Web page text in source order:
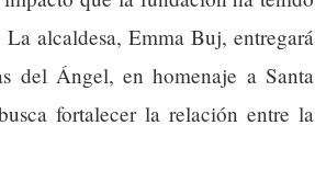
alcaldesa, Emma Buj, entregará
del Ángel, en homenaje a Santa
fortalecer la relación entre la